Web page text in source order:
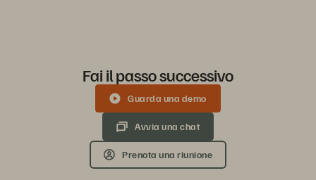
Fai il passo successivo
Guarda una demo
Avvia una chat
Prenota una riunione